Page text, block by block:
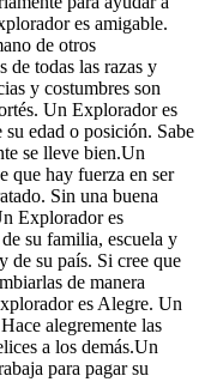
es amigable.
de otros
de todas las razas y
y costumbres son
Un Explorador es
edad o posición. Sabe
se lleve bien.Un
que hay fuerza en ser
Sin una buena
Explorador es
su familia, escuela y
de su país. Si cree que
de manera
es Alegre. Un
alegremente las
a los demás.Un
para pagar su